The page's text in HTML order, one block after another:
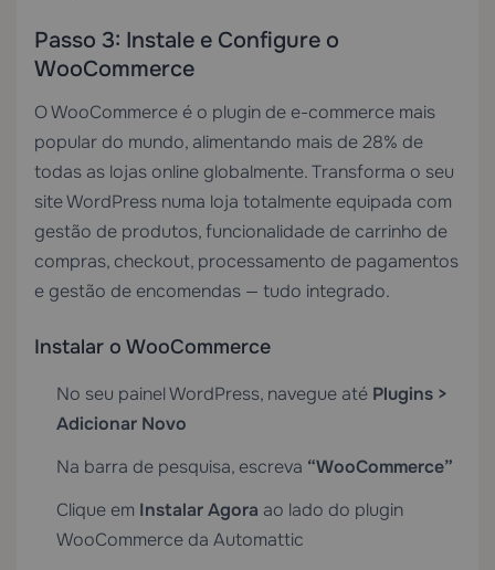
Passo 3: Instale e Configure o
WooCommerce
O WooCommerce é o plugin de e-commerce mais
popular do mundo, alimentando mais de 28% de
todas as lojas online globalmente. Transforma o seu
site WordPress numa loja totalmente equipada com
gestão de produtos, funcionalidade de carrinho de
compras, checkout, processamento de pagamentos
e gestão de encomendas — tudo integrado.
Instalar o WooCommerce
No seu painel WordPress, navegue até Plugins >
Adicionar Novo
Na barra de pesquisa, escreva “WooCommerce”
Clique em Instalar Agora ao lado do plugin
WooCommerce da Automattic